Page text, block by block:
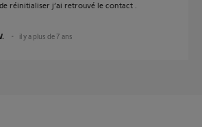
réinitialiser j’ai retrouvé le contact .
il y a plus de 7 ans